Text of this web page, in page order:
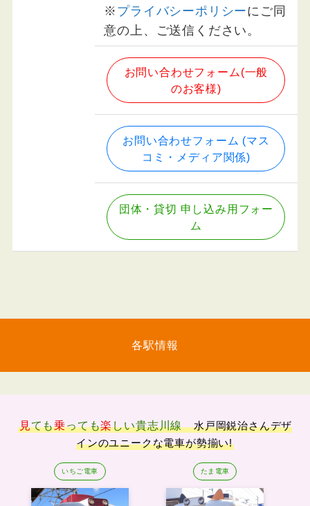
※ プライバシーポリシーにご同
意の上、ご送信ください。
お問い合わせフォーム(一般
のお客様)
お問い合わせフォーム (マス
コミ・メディア関係)
団体・貸切 申し込み用フォー
ム
各駅情報
見ても乗っても楽しい貴志川線
水戸岡鋭治さんデザ
インのユニークな電車が勢揃い!
いちご電車 たま電車